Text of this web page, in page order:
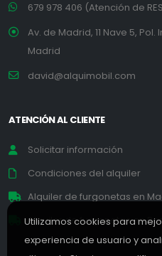
679 978 406 (Atención de
Av. de Madrid, 11 Nave 5,
Madrid
david@alquimobil.com
ATENCIÓN AL CLIENTE
Solicitar información
Condiciones del alquiler
Alquiler de furgonetas en
Alquiler de furgonetas en
Utilizamos cookies para
experiencia de usuario y